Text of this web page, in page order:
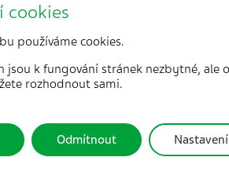
cookies
používáme cookies.
jsou k fungování stránek nezbytné, ale
rozhodnout sami.
Odmítnout Nastavení